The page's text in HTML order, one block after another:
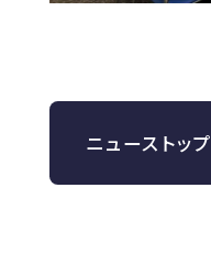
ニューストップ